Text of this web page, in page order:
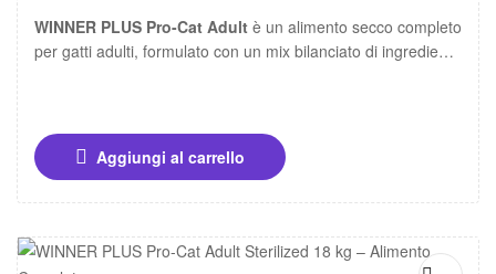
WINNER PLUS Pro-Cat Adult è un alimento secco completo
per gatti adulti, formulato con un mix bilanciato di ingredienti
Aggiungi al carrello
-15%